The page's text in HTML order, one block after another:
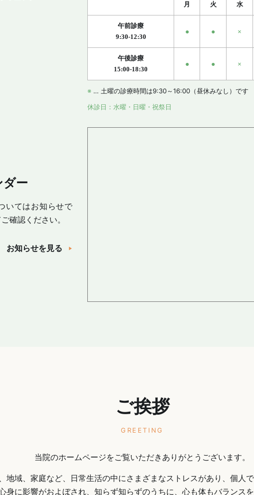
月 火 水
午前診療
9:30-12:30
● ● ×
午後診療
15:00-18:30
● ● ×
※ … 土曜の診療時間は9:30～16:00（昼休みなし）です
休診日：水曜・日曜・祝祭日
ダー
いてはお知らせで
確認ください。
お知らせを見る
ご挨拶
GREETING
当院のホームページをご覧いただきありがとうございます。
地域、家庭など、日常生活の中にさまざまなストレスがあり、個人
身に影響がおよぼされ、知らず知らずのうちに、心も体もバランス